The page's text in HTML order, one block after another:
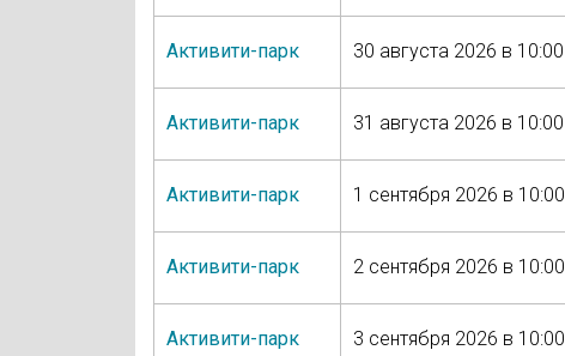
Активити-парк 30 августа 2026 в 10:00
Активити-парк 31 августа 2026 в 10:00
Активити-парк 1 сентября 2026 в 10:00
Активити-парк 2 сентября 2026 в 10:00
Активити-парк 3 сентября 2026 в 10:00